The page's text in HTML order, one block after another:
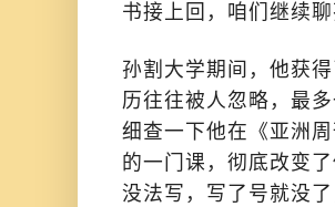
书接上回，咱们继续
孙割大学期间，他获
历往往被人忽略，最
细查一下他在《亚洲
的一门课，彻底改变
没法写，写了号就没